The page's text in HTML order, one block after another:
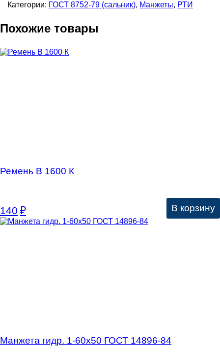
Категории: ГОСТ 8752-79 (сальник), Манжеты, РТИ
Похожие товары
Ремень В 1600 К
140 ₽ В корзину
Манжета гидр. 1-60х50 ГОСТ 14896-84